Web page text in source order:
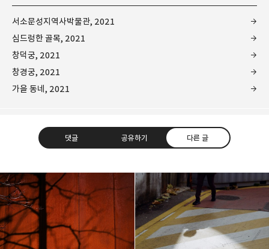
서소문성지역사박물관, 2021
심드렁한 골목, 2021
창덕궁, 2021
창경궁, 2021
가을 동네, 2021
댓글 공유하기 다른 글
Leica Sisyphus
One must imagine Sisyphus happy.
카카오톡 라인 트위터